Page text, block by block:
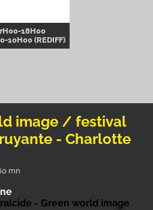
18H00
10H00 (REDIFF)
image / festival
- Charlotte
mn
- Green world image